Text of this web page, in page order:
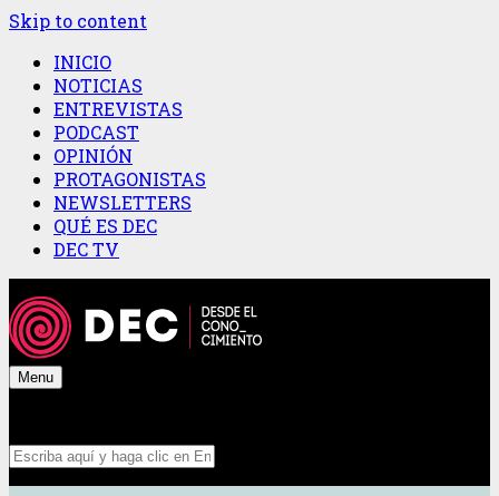
Skip to content
INICIO
NOTICIAS
ENTREVISTAS
PODCAST
OPINIÓN
PROTAGONISTAS
NEWSLETTERS
QUÉ ES DEC
DEC TV
Menu